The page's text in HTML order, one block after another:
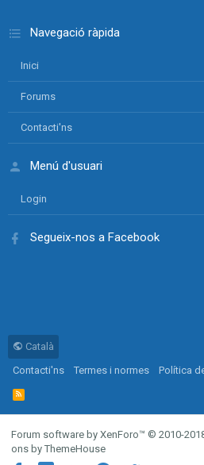
Navegació ràpida
Inici
Forums
Contacti'ns
Menú d'usuari
Login
Segueix-nos a Facebook
Català
Contacti'ns
Termes i normes Política
R
S
S
Forum software by XenForo™ © 2010-
ons by ThemeHouse